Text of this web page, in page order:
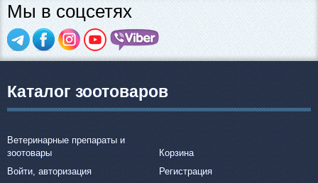
Мы в соцсетях
Каталог зоотоваров
Ветеринарные препараты и
зоотовары
Корзина
Войти, авторизация
Регистрация